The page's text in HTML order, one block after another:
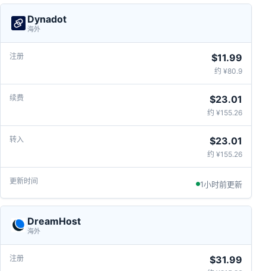
Dynadot
海外
$11.99
约 ¥80.9
$23.01
约 ¥155.26
$23.01
约 ¥155.26
1小时前更新
DreamHost
海外
$31.99